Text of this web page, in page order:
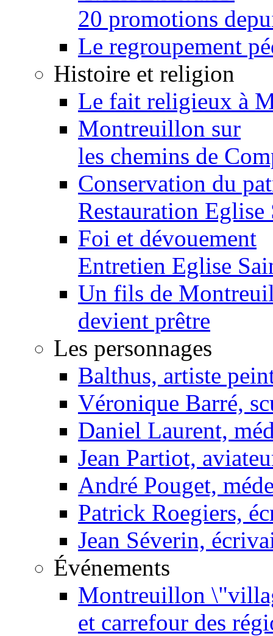
20 promotions
Le regroupement
Histoire et religion
Le fait religieux à
Montreuillon sur
les chemins de
Conservation du
Restauration Eglise
Foi et dévouement
Entretien Eglise
Un fils de
devient prêtre
Les personnages
Balthus, artiste
Véronique Barré,
Daniel Laurent,
Jean Partiot,
André Pouget,
Patrick Roegiers,
Jean Séverin,
Événements
Montreuillon
et carrefour des